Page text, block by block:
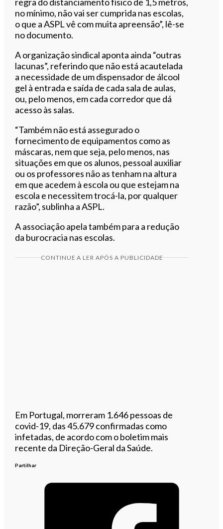
no mínimo, não vai ser cumprida nas escolas,
o que a ASPL vê com muita apreensão”, lê-se
no documento.
A organização sindical aponta ainda “outras
lacunas”, referindo que não está acautelada
a necessidade de um dispensador de álcool
gel à entrada e saída de cada sala de aulas,
ou, pelo menos, em cada corredor que dá
acesso às salas.
“Também não está assegurado o
fornecimento de equipamentos como as
máscaras, nem que seja, pelo menos, nas
situações em que os alunos, pessoal auxiliar
ou os professores não as tenham na altura
em que acedem à escola ou que estejam na
escola e necessitem trocá-la, por qualquer
razão”, sublinha a ASPL.
A associação apela também para a redução
da burocracia nas escolas.
CONTINUE A LER APÓS A PUBLICIDADE
Em Portugal, morreram 1.646 pessoas de
covid-19, das 45.679 confirmadas como
infetadas, de acordo com o boletim mais
recente da Direção-Geral da Saúde.
Partilhar